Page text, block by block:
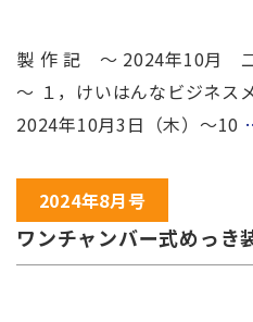
製 作 記 ～ 2024年10月
～ １，けいはんなビジネ
2024年10月3日（木）～10
2024年8月号
ワンチャンバー式めっき